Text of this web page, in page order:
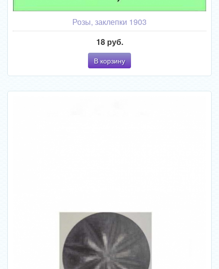
Розы, заклепки 1903
18 руб.
В корзину